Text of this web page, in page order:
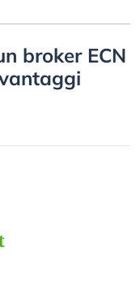
broker ECN